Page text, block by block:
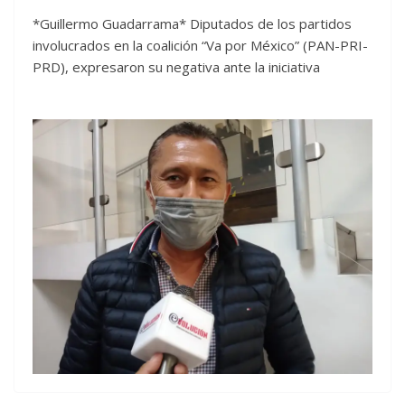
*Guillermo Guadarrama* Diputados de los partidos
involucrados en la coalición “Va por México” (PAN-PRI-
PRD), expresaron su negativa ante la iniciativa